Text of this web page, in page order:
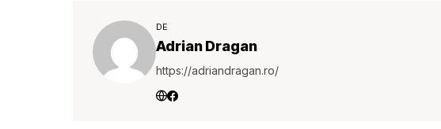
DE
Adrian Dragan
https://adriandragan.ro/